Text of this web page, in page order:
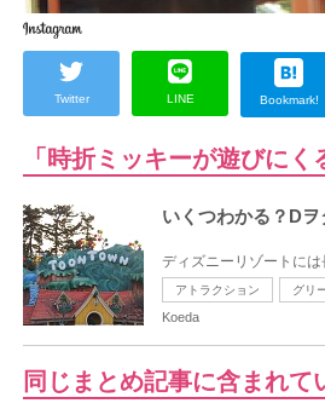
Twitter LINE Bookmark!
「時折ミッキーが遊びに
いくつわかる？D
ディズニーリゾートに
アトラクション グリ
Koeda
同じまとめ記事に含まれて